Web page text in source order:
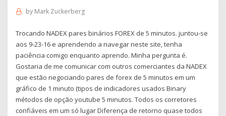
by Mark Zuckerberg
Trocando NADEX pares binários FOREX de 5 minutos. juntou-se
aos 9-23-16 e aprendendo a navegar neste site, tenha
paciência comigo enquanto aprendo. Minha pergunta é.
Gostaria de me comunicar com outros comerciantes da NADEX
que estão negociando pares de forex de 5 minutos em um
gráfico de 1 minuto (tipos de indicadores usados Binary
métodos de opção youtube 5 minutos. Todos os corretores
confiáveis em um só lugar Diferença de retorno quase todos